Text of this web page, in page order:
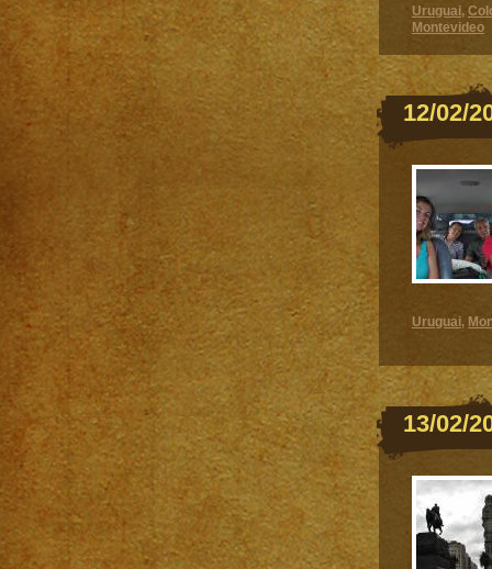
Uruguai,
Montevideo
12/02/
Uruguai,
13/02/